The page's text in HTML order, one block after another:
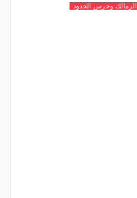
الزمالك وحرس الحدود